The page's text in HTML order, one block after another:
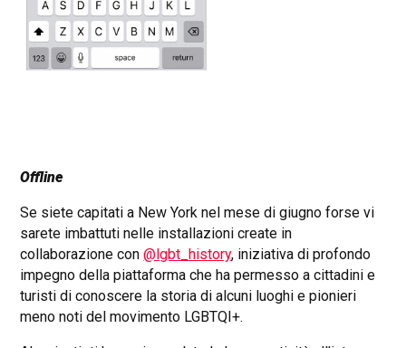
Offline
Se siete capitati a New York nel mese di giugno forse vi
sarete imbattuti nelle installazioni create in
collaborazione con@lgbt_history, iniziativa di profondo
impegno della piattaforma che ha permesso a cittadini e
turisti di conoscere la storia di alcuni luoghi e pionieri
meno noti del movimento LGBTQI+.